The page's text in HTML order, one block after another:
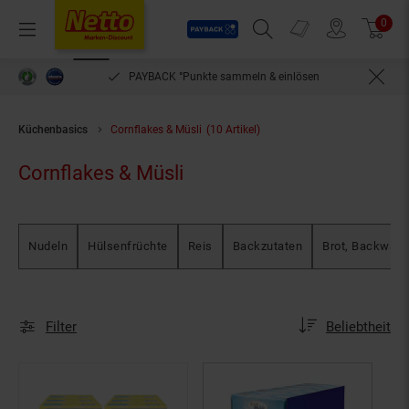
Menü
Payback
Suchfeld einblenden
Prospekte 0
bequem per Rechnung bezahlen***
Küchenbasics Cornflakes & Müsli (10 Artikel)
Cornflakes & Müsli
Nudeln Hülsenfrüchte Reis Backzutaten Brot,
Filter Sortierung:
Beliebtheit